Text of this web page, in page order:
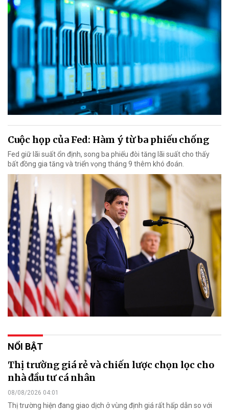
Cuộc họp của Fed: Hàm ý từ ba phiếu chống
Fed giữ lãi suất ổn định, song ba phiếu đòi tăng lãi suất cho thấy
bất đồng gia tăng và triển vọng tháng 9 thêm khó đoán.
NỔI BẬT
Thị trường giá rẻ và chiến lược chọn lọc cho
nhà đầu tư cá nhân
08/08/2026 04:01
Thị trường hiện đang giao dịch ở vùng định giá rất hấp dẫn so với